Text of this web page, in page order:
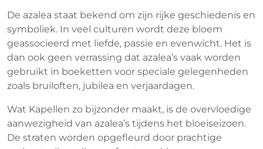
De azalea staat bekend om zijn rijke geschiedenis en
symboliek. In veel culturen wordt deze bloem
geassocieerd met liefde, passie en evenwicht. Het is
dan ook geen verrassing dat azalea’s vaak worden
gebruikt in boeketten voor speciale gelegenheden
zoals bruiloften, jubilea en verjaardagen.
Wat Kapellen zo bijzonder maakt, is de overvloedige
aanwezigheid van azalea’s tijdens het bloeiseizoen.
De straten worden opgefleurd door prachtige